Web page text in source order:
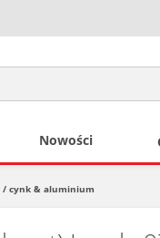
Nowości
/ cynk & aluminium